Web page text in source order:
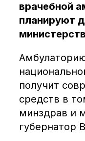
врачебной
планируют
получит
средств в
минздрав и
губернатор